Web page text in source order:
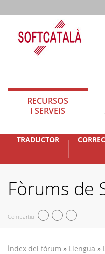
RECURSOS
I SERVEIS
TRADUCTOR
Fòrums de
Compartiu
Índex del fòrum » Llengua »